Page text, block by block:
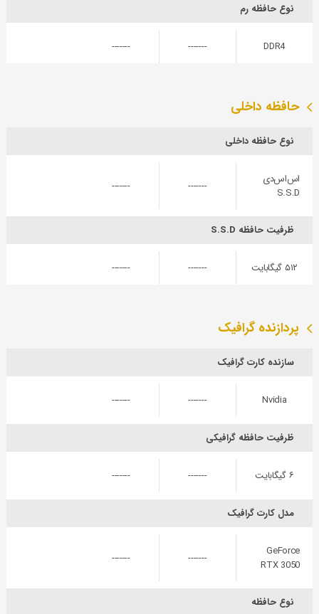
نوع حافظه رم
DDR4
-------
-------
حافظه داخلی
نوع حافظه داخلی
اس‌اس‌دی
S.S.D
-------
-------
ظرفیت حافظه S.S.D
۵۱۲ گیگابایت -------
-------
پردازنده گرافیک
سازنده کارت گرافیک
Nvidia
-------
-------
ظرفیت حافظه گرافیکی
۶ گیگابایت -------
-------
مدل کارت گرافیک
GeForce
RTX 3050
-------
-------
نوع حافظه